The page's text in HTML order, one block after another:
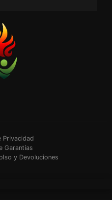
Privacidad
Garantías
y Devoluciones